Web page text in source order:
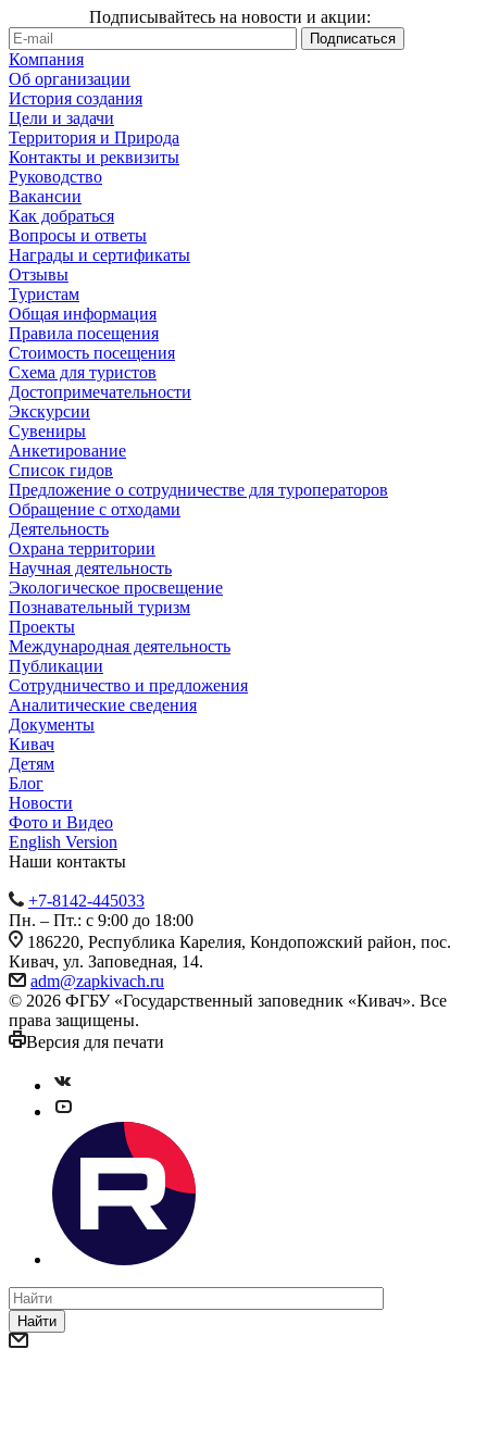
Подписывайтесь на новости и акции:
Компания
Об организации
История создания
Цели и задачи
Территория и Природа
Контакты и реквизиты
Руководство
Вакансии
Как добраться
Вопросы и ответы
Награды и сертификаты
Отзывы
Туристам
Общая информация
Правила посещения
Стоимость посещения
Схема для туристов
Достопримечательности
Экскурсии
Сувениры
Анкетирование
Список гидов
Предложение о сотрудничестве для туроператоров
Обращение с отходами
Деятельность
Охрана территории
Научная деятельность
Экологическое просвещение
Познавательный туризм
Проекты
Международная деятельность
Публикации
Сотрудничество и предложения
Аналитические сведения
Документы
Кивач
Детям
Блог
Новости
Фото и Видео
English Version
Наши контакты
+7-8142-445033
Пн. – Пт.: с 9:00 до 18:00
186220, Республика Карелия, Кондопожский район, пос.
Кивач, ул. Заповедная, 14.
adm@zapkivach.ru
© 2026 ФГБУ «Государственный заповедник «Кивач». Все
права защищены.
Версия для печати
Найти